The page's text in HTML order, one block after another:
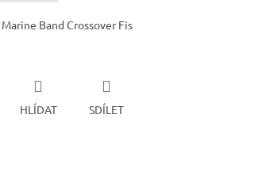
Band Crossover Fis
HLÍDAT SDÍLET